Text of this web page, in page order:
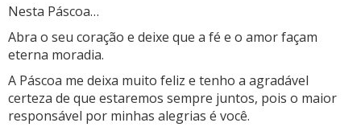
Nesta Páscoa…
Abra o seu coração e deixe que a fé e o amor façam
eterna moradia.
A Páscoa me deixa muito feliz e tenho a agradável
certeza de que estaremos sempre juntos, pois o maior
responsável por minhas alegrias é você.